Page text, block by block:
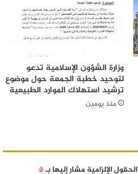
وزارة الشؤون الإسلامية تدعو
لتوحيد خطبة الجمعة حول موضوع
ترشيد استهلاك الموارد الطبيعية
منذ يومين
الحقول الإلزامية مشار إليها بـ*